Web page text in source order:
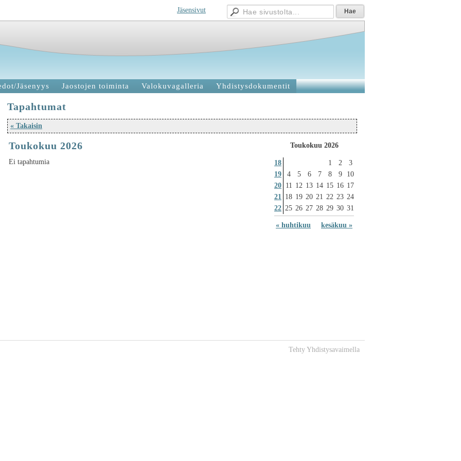
Jäsensivut
Jäsenyys Jaostojen toiminta Valokuvagalleria Yhdistysdokumentit
Tapahtumat
« Takaisin
Toukokuu 2026
Ei tapahtumia
Toukokuu 2026
18 1 2
3
19
4 5 6 7 8 9
10
20 11 12 13 14 15 16 17
21 18 19 20 21 22 23 24
22 25 26 27 28 29 30 31
« huhtikuu kesäkuu »
Tehty Yhdistysavaimella